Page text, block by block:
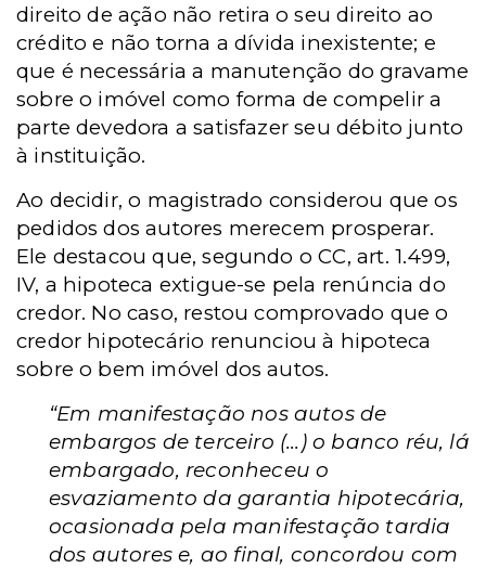
direito de ação não retira o seu direito ao
crédito e não torna a dívida inexistente; e
que é necessária a manutenção do gravame
sobre o imóvel como forma de compelir a
parte devedora a satisfazer seu débito junto
à instituição.
Ao decidir, o magistrado considerou que os
pedidos dos autores merecem prosperar.
Ele destacou que, segundo o CC, art. 1.499,
IV, a hipoteca extigue-se pela renúncia do
credor. No caso, restou comprovado que o
credor hipotecário renunciou à hipoteca
sobre o bem imóvel dos autos.
“Em manifestação nos autos de
embargos de terceiro (...) o banco réu, lá
embargado, reconheceu o
esvaziamento da garantia hipotecária,
ocasionada pela manifestação tardia
dos autores e, ao final, concordou com